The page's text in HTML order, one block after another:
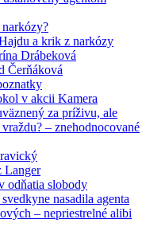
a krik z narkózy
Drábeková
Čerňáková
v akcii Kamera
za príživu, ale
– znehodnocované
Langer
odňatia slobody
nasadila agenta
– nepriestrelné alibi